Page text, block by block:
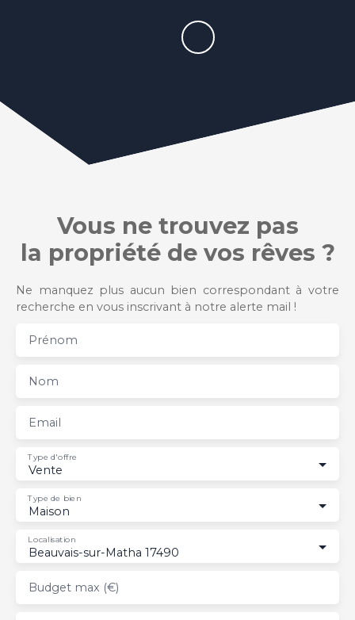
Vous ne trouvez pas
la propriété de vos rêves ?
Ne manquez plus aucun bien correspondant à votre
recherche en vous inscrivant à notre alerte mail !
Prénom
Nom
Email
Vente
Type d'offre
Maison
Type de bien
Beauvais-sur-Matha 17490
Localisation
Budget max (€)